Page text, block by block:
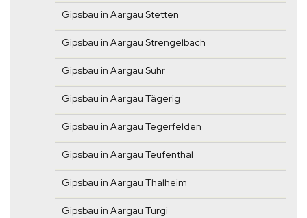
Gipsbau in Aargau Stetten
Gipsbau in Aargau Strengelbach
Gipsbau in Aargau Suhr
Gipsbau in Aargau Tägerig
Gipsbau in Aargau Tegerfelden
Gipsbau in Aargau Teufenthal
Gipsbau in Aargau Thalheim
Gipsbau in Aargau Turgi